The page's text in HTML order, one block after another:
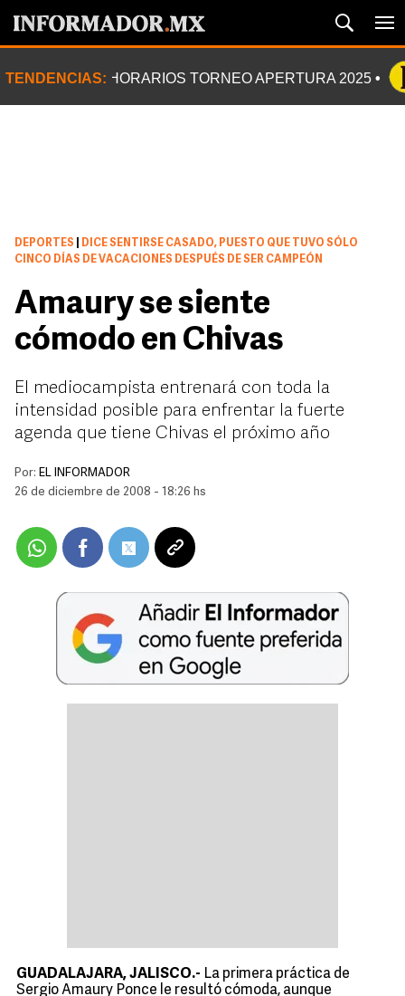
TENDENCIAS: HORARIOS TORNEO APERTURA 2025
DEPORTES
DICE SENTIRSE CASADO, PUESTO QUE TUVO SÓLO
CINCO DÍAS DE VACACIONES DESPUÉS DE SER CAMPEÓN
Amaury se siente
cómodo en Chivas
El mediocampista entrenará con toda la
intensidad posible para enfrentar la fuerte
agenda que tiene Chivas el próximo año
Por: EL INFORMADOR
26 de diciembre de 2008 - 18:26 hs
GUADALAJARA, JALISCO.- La primera práctica de
Sergio Amaury Ponce le resultó cómoda, aunque